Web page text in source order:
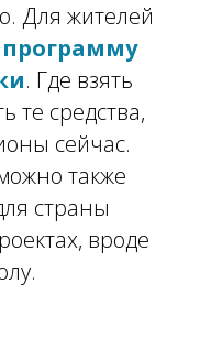
Для жителей
программу
. Где взять
те средства,
сейчас.
также
страны
вроде